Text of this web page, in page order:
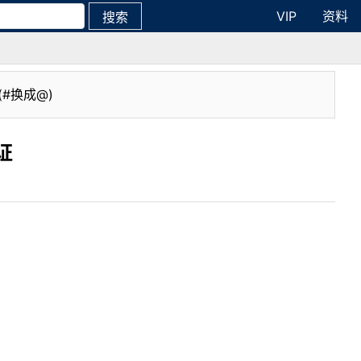
搜索 VIP 资料
换成@)